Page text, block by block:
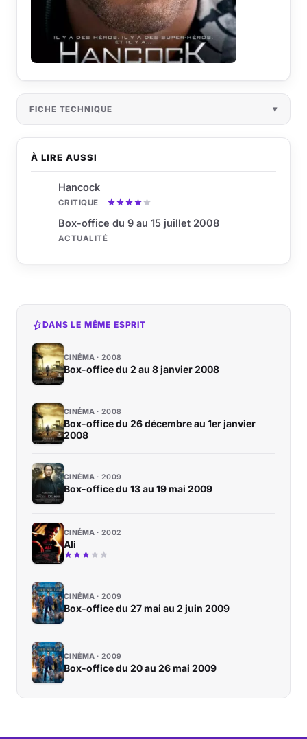
À LIRE AUSSI
Hancock
CRITIQUE
Box-office du 9 au 15 juillet 2008
ACTUALITÉ
FICHE TECHNIQUE
DANS LE MÊME ESPRIT
CINÉMA 2008
Box-office du 2 au 8 janvier 2008
CINÉMA 2008
Box-office du 26 décembre au 1er janvier
2008
CINÉMA 2009
Box-office du 13 au 19 mai 2009
CINÉMA 2002
Ali
CINÉMA 2009
Box-office du 27 mai au 2 juin 2009
CINÉMA 2009
Box-office du 20 au 26 mai 2009